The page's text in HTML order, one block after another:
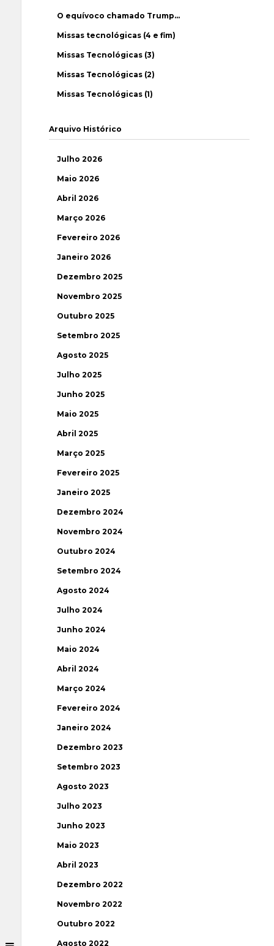
O equívoco chamado Trump…
Missas tecnológicas (4 e fim)
Missas Tecnológicas (3)
Missas Tecnológicas (2)
Missas Tecnológicas (1)
Arquivo Histórico
Julho 2026
Maio 2026
Abril 2026
Março 2026
Fevereiro 2026
Janeiro 2026
Dezembro 2025
Novembro 2025
Outubro 2025
Setembro 2025
Agosto 2025
Julho 2025
Junho 2025
Maio 2025
Abril 2025
Março 2025
Fevereiro 2025
Janeiro 2025
Dezembro 2024
Novembro 2024
Outubro 2024
Setembro 2024
Agosto 2024
Julho 2024
Junho 2024
Maio 2024
Abril 2024
Março 2024
Fevereiro 2024
Janeiro 2024
Dezembro 2023
Setembro 2023
Agosto 2023
Julho 2023
Junho 2023
Maio 2023
Abril 2023
Dezembro 2022
Novembro 2022
Outubro 2022
Agosto 2022